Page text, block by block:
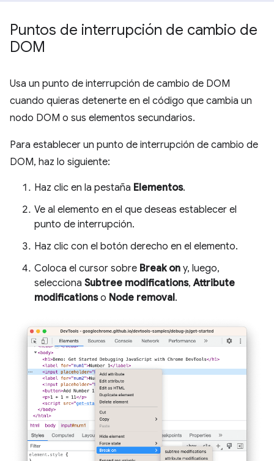
Puntos de interrupción de cambio de
DOM
Usa un punto de interrupción de cambio de DOM
cuando quieras detenerte en el código que cambia un
nodo DOM o sus elementos secundarios.
Para establecer un punto de interrupción de cambio de
DOM, haz lo siguiente:
Haz clic en la pestaña Elementos.
Ve al elemento en el que deseas establecer el
punto de interrupción.
Haz clic con el botón derecho en el elemento.
Coloca el cursor sobre Break on y, luego,
selecciona Subtree modifications,Attribute
modificationso Node removal.